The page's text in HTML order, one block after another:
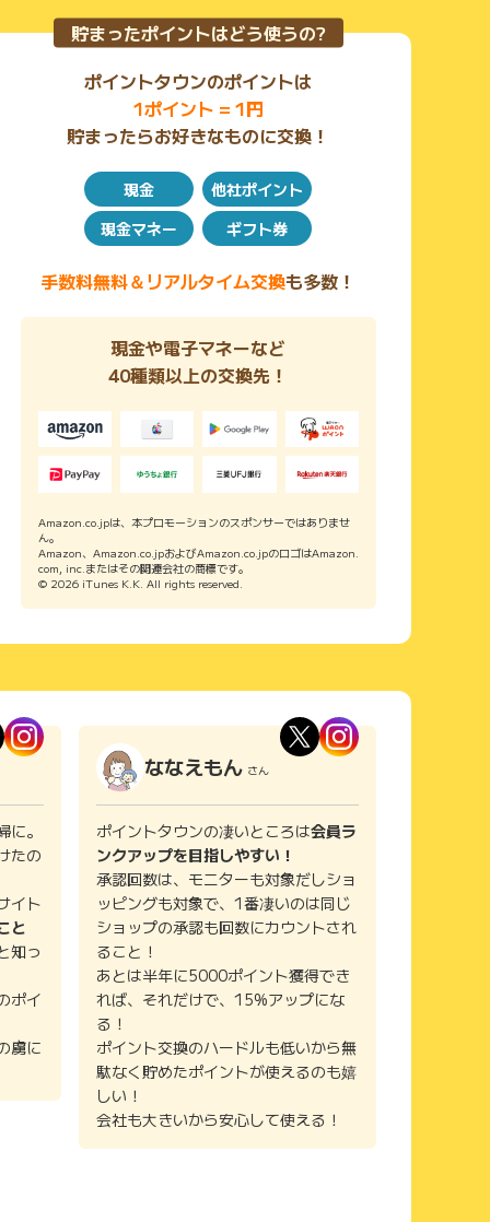
貯まったポイントはどう使うの?
ポイントタウンのポイントは
1ポイント = 1円
貯まったらお好きなものに交換！
現金
他社ポイント
現金マネー
ギフト券
手数料無料＆リアルタイム交換も多数！
現金や電子マネーなど
40種類以上の交換先！
Amazon.co.jpは、本プロモーションのスポンサーではありませ
ん。
Amazon、Amazon.co.jpおよびAmazon.co.jpのロゴはAmazon.
com, inc.またはその関連会社の商標です。
© 2026 iTunes K.K. All rights reserved.
。
たの
イト
と
知っ
ポイ
虜に
ななえもん さん
ポイントタウンの凄いところは会員ラ
ンクアップを目指しやすい！
承認回数は、モニターも対象だしショ
ッピングも対象で、1番凄いのは同じ
ショップの承認も回数にカウントされ
ること！
あとは半年に5000ポイント獲得でき
れば、それだけで、15%アップにな
る！
ポイント交換のハードルも低いから無
駄なく貯めたポイントが使えるのも嬉
しい！
会社も大きいから安心して使える！